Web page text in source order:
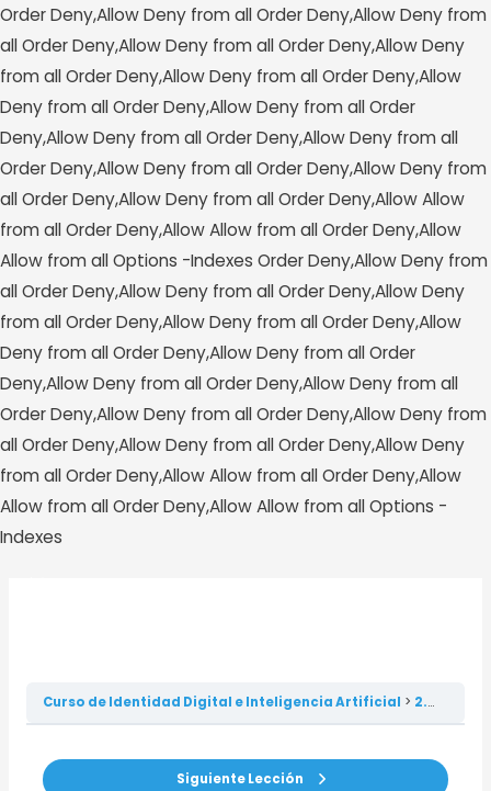
Order Deny,Allow Deny from allOrder Deny,Allow Deny from
allOrder Deny,Allow Deny from allOrder Deny,Allow Deny
from allOrder Deny,Allow Deny from allOrder Deny,Allow
Deny from allOrder Deny,Allow Deny from allOrder
Deny,Allow Deny from allOrder Deny,Allow Deny from all
Order Deny,Allow Deny from allOrder Deny,Allow Deny from
allOrder Deny,Allow Deny from allOrder Deny,Allow Allow
from allOrder Deny,Allow Allow from allOrder Deny,Allow
Allow from allOptions -Indexes Order Deny,Allow Deny from
allOrder Deny,Allow Deny from allOrder Deny,Allow Deny
from allOrder Deny,Allow Deny from allOrder Deny,Allow
Deny from allOrder Deny,Allow Deny from allOrder
Deny,Allow Deny from allOrder Deny,Allow Deny from all
Order Deny,Allow Deny from allOrder Deny,Allow Deny from
allOrder Deny,Allow Deny from allOrder Deny,Allow Deny
from allOrder Deny,Allow Allow from allOrder Deny,Allow
Allow from allOrder Deny,Allow Allow from allOptions -
Indexes
Curso de Identidad Digital e Inteligencia Artificial 2.1. MARKETING ONLINE – video 1/2: Nicho.
Siguiente Lección